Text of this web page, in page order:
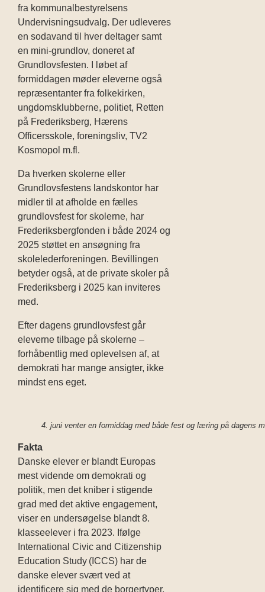
fra kommunalbestyrelsens
Undervisningsudvalg. Der udleveres
en sodavand til hver deltager samt
en mini-grundlov, doneret af
Grundlovsfesten.
I løbet af
formiddagen møder eleverne også
repræsentanter fra folkekirken,
ungdomsklubberne, politiet, Retten
på Frederiksberg, Hærens
Officersskole, foreningsliv, TV2
Kosmopol m.fl.
Da hverken skolerne eller
Grundlovsfestens landskontor har
midler til at afholde en fælles
grundlovsfest for skolerne, har
Frederiksbergfonden i både 2024 og
2025 støttet en ansøgning fra
skolelederforeningen. Bevillingen
betyder også, at de private skoler på
Frederiksberg i 2025 kan inviteres
med.
Efter dagens grundlovsfest går
eleverne tilbage på skolerne –
forhåbentlig med oplevelsen af, at
demokrati har mange ansigter, ikke
mindst ens eget.
4. juni venter en formiddag med både fest og læring på dagens
Fakta
Danske elever er blandt Europas
mest vidende om demokrati og
politik, men det kniber i stigende
grad med det aktive engagement,
viser en undersøgelse blandt 8.
klasseelever i fra 2023. Ifølge
International Civic and Citizenship
Education Study(ICCS)har de
danske elever svært ved at
identificere sig med de borgertyper,